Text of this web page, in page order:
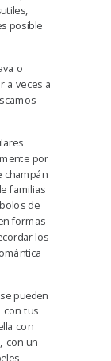
posible
o
a veces a
por
champán
familias
de
formas
los
pueden
con tus
con
con un